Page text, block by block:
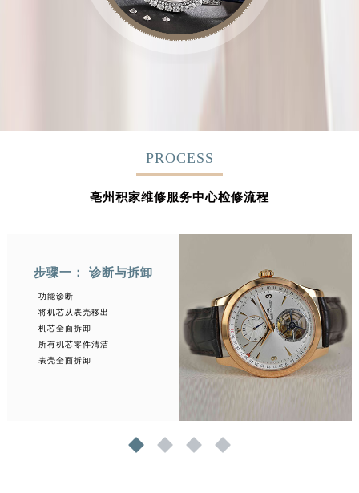
PROCESS
亳州积家维修服务中心检修流程
步骤一： 诊断与拆卸
功能诊断
将机芯从表壳移出
机芯全面拆卸
所有机芯零件清洁
表壳全面拆卸
1 2 3 4